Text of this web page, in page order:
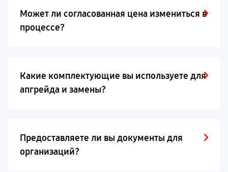
Может ли согласованная цена измениться в
процессе?
Какие комплектующие вы используете для
апгрейда и замены?
Предоставляете ли вы документы для
организаций?